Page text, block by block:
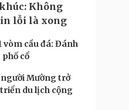
Không
lỗi là xong
vòm cầu đá: Đánh
cổ
Mường trở
du lịch cộng